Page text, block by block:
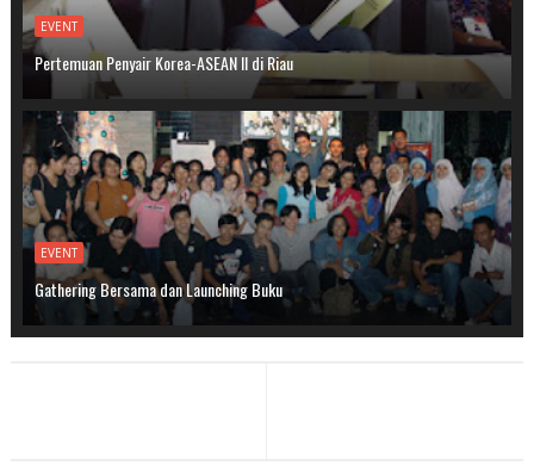
EVENT
Pertemuan Penyair Korea-ASEAN II di Riau
EVENT
Gathering Bersama dan Launching Buku